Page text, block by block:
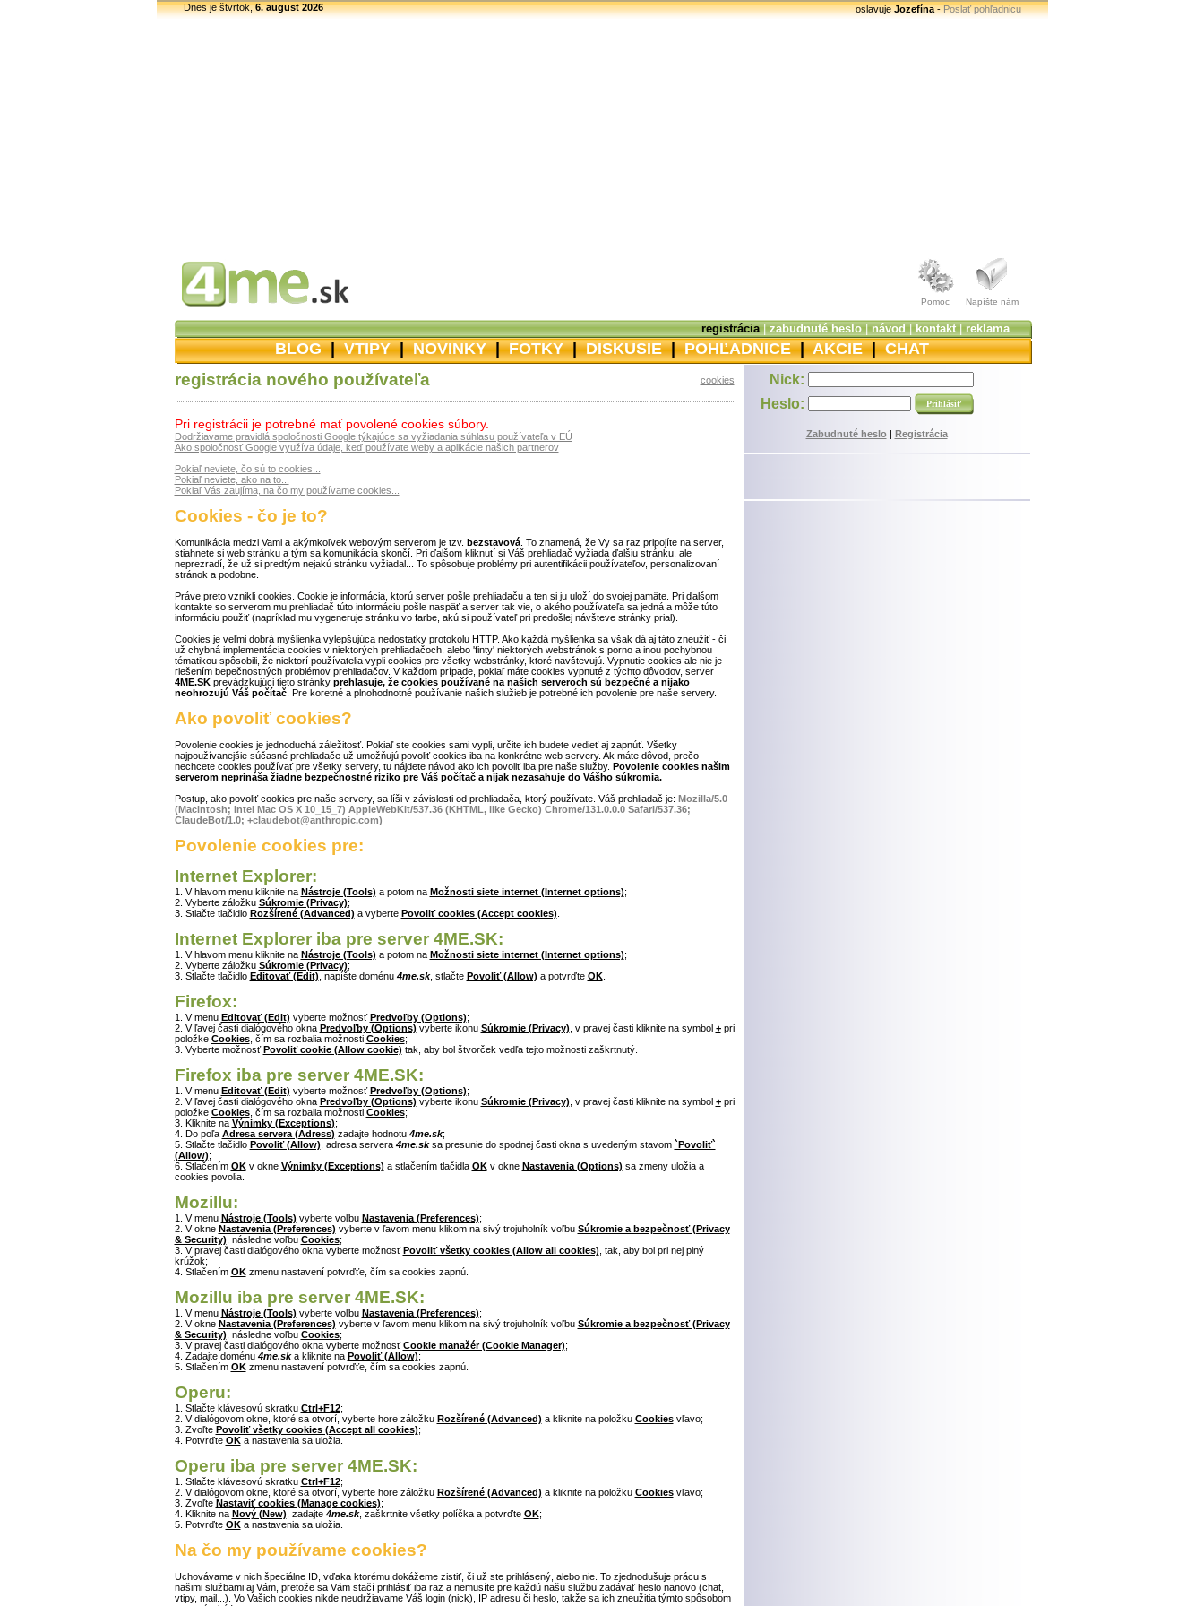
Dnes je štvrtok,6. august 2026 oslavujeJozefína-Poslať pohľadnicu
Pomoc Napíšte nám
registrácia|zabudnuté heslo|návod|kontakt|reklama
BLOG|VTIPY|NOVINKY|FOTKY|DISKUSIE|POHĽADNICE|AKCIE|CHAT
registrácia nového používateľa cookies
Pri registrácii je potrebné mať povolené cookies súbory.
Dodržiavame pravidlá spoločnosti Google týkajúce sa vyžiadania súhlasu používateľa v EÚ
Ako spoločnosť Google využíva údaje, keď používate weby a aplikácie našich partnerov
Pokiaľ neviete, čo sú to cookies...
Pokiaľ neviete, ako na to...
Pokiaľ Vás zaujíma, na čo my používame cookies...
Cookies - čo je to?
Komunikácia medzi Vami a akýmkoľvek webovým serverom je tzv. bezstavová. To znamená, že Vy sa raz pripojíte na server,
stiahnete si web stránku a tým sa komunikácia skončí. Pri ďalšom kliknutí si Váš prehliadač vyžiada ďalšiu stránku, ale
neprezradí, že už si predtým nejakú stránku vyžiadal... To spôsobuje problémy pri autentifikácii používateľov, personalizovaní
stránok a podobne.
Práve preto vznikli cookies. Cookie je informácia, ktorú server pošle prehliadaču a ten si ju uloží do svojej pamäte. Pri ďalšom
kontakte so serverom mu prehliadač túto informáciu pošle naspäť a server tak vie, o akého používateľa sa jedná a môže túto
informáciu použiť (napríklad mu vygeneruje stránku vo farbe, akú si používateľ pri predošlej návšteve stránky prial).
Cookies je veľmi dobrá myšlienka vylepšujúca nedostatky protokolu HTTP. Ako každá myšlienka sa však dá aj táto zneužiť - či
už chybná implementácia cookies v niektorých prehliadačoch, alebo 'finty' niektorých webstránok s porno a inou pochybnou
tématikou spôsobili, že niektorí používatelia vypli cookies pre všetky webstránky, ktoré navštevujú. Vypnutie cookies ale nie je
riešením bepečnostných problémov prehliadačov. V každom prípade, pokiaľ máte cookies vypnuté z týchto dôvodov, server
4ME.SKprevádzkujúci tieto stránky prehlasuje, že cookies používané na našich serveroch sú bezpečné a nijako
neohrozujú Váš počítač. Pre koretné a plnohodnotné používanie našich služieb je potrebné ich povolenie pre naše servery.
Ako povoliť cookies?
Povolenie cookies je jednoduchá záležitosť. Pokiaľ ste cookies sami vypli, určite ich budete vedieť aj zapnúť. Všetky
najpoužívanejšie súčasné prehliadače už umožňujú povoliť cookies iba na konkrétne web servery. Ak máte dôvod, prečo
nechcete cookies používať pre všetky servery, tu nájdete návod ako ich povoliť iba pre naše služby. Povolenie cookies našim
serverom neprináša žiadne bezpečnostné riziko pre Váš počítač a nijak nezasahuje do Vášho súkromia.
Postup, ako povoliť cookies pre naše servery, sa líši v závislosti od prehliadača, ktorý používate. Váš prehliadač je: Mozilla/5.0
(Macintosh; Intel Mac OS X 10_15_7) AppleWebKit/537.36 (KHTML, like Gecko) Chrome/131.0.0.0 Safari/537.36;
ClaudeBot/1.0; +claudebot@anthropic.com)
Povolenie cookies pre:
Internet Explorer:
1. V hlavom menu kliknite na Nástroje (Tools) a potom na Možnosti siete internet (Internet options);
2. Vyberte záložku Súkromie (Privacy);
3. Stlačte tlačidlo Rozšírené (Advanced) a vyberte Povoliť cookies (Accept cookies)
Internet Explorer iba pre server 4ME.SK:
1. V hlavom menu kliknite na Nástroje (Tools) a potom na Možnosti siete internet (Internet options);
2. Vyberte záložku Súkromie (Privacy);
3. Stlačte tlačidlo Editovať (Edit) , napíšte doménu 4me.sk, stlačte Povoliť (Allow) a potvrďte OK.
Firefox:
1. V menu Editovať (Edit) vyberte možnosťPredvoľby (Options);
2. V ľavej časti dialógového okna Predvoľby (Options) vyberte ikonu Súkromie (Privacy) , v pravej časti kliknite na symbol +pri
položke Cookies, čím sa rozbalia možnosti Cookies;
3. Vyberte možnosťPovoliť cookie (Allow cookie) tak, aby bol štvorček vedľa tejto možnosti zaškrtnutý.
Firefox iba pre server 4ME.SK:
1. V menu Editovať (Edit) vyberte možnosťPredvoľby (Options);
2. V ľavej časti dialógového okna Predvoľby (Options) vyberte ikonu Súkromie (Privacy) , v pravej časti kliknite na symbol +pri
položke Cookies, čím sa rozbalia možnosti Cookies;
3. Kliknite na Výnimky (Exceptions);
4. Do poľa Adresa servera (Adress) zadajte hodnotu 4me.sk;
5. Stlačte tlačidlo Povoliť (Allow) , adresa servera 4me.sksa presunie do spodnej časti okna s uvedeným stavom `Povoliť`
(Allow);
6. Stlačením OKv okne Výnimky (Exceptions) a stlačením tlačidla OKv okne Nastavenia (Options) sa zmeny uložia a
cookies povolia.
Mozillu:
1. V menu Nástroje (Tools) vyberte voľbu Nastavenia (Preferences);
2. V okne Nastavenia (Preferences) vyberte v ľavom menu klikom na sivý trojuholník voľbu Súkromie a bezpečnosť (Privacy
& Security) , následne voľbu Cookies;
3. V pravej časti dialógového okna vyberte možnosťPovoliť všetky cookies (Allow all cookies) , tak, aby bol pri nej plný
krúžok;
4. Stlačením OKzmenu nastavení potvrďťe, čím sa cookies zapnú.
Mozillu iba pre server 4ME.SK:
1. V menu Nástroje (Tools) vyberte voľbu Nastavenia (Preferences);
2. V okne Nastavenia (Preferences) vyberte v ľavom menu klikom na sivý trojuholník voľbu Súkromie a bezpečnosť (Privacy
& Security) , následne voľbu Cookies;
3. V pravej časti dialógového okna vyberte možnosťCookie manažér (Cookie Manager);
4. Zadajte doménu 4me.ska kliknite na Povoliť (Allow);
5. Stlačením OKzmenu nastavení potvrďťe, čím sa cookies zapnú.
Operu:
1. Stlačte klávesovú skratku Ctrl+F12;
2. V dialógovom okne, ktoré sa otvorí, vyberte hore záložku Rozšírené (Advanced) a kliknite na položku Cookiesvľavo;
3. Zvoľte Povoliť všetky cookies (Accept all cookies);
4. Potvrďte OKa nastavenia sa uložia.
Operu iba pre server 4ME.SK:
1. Stlačte klávesovú skratku Ctrl+F12;
2. V dialógovom okne, ktoré sa otvorí, vyberte hore záložku Rozšírené (Advanced) a kliknite na položku Cookiesvľavo;
3. Zvoľte Nastaviť cookies (Manage cookies);
4. Kliknite na Nový (New) , zadajte 4me.sk, zaškrtnite všetky políčka a potvrďte OK;
5. Potvrďte OKa nastavenia sa uložia.
Na čo my používame cookies?
Uchovávame v nich špeciálne ID, vďaka ktorému dokážeme zistiť, či už ste prihlásený, alebo nie. To zjednodušuje prácu s
našimi službami aj Vám, pretože sa Vám stačí prihlásiť iba raz a nemusíte pre každú našu službu zadávať heslo nanovo (chat,
vtipy, mail...). Vo Vašich cookies nikde neudržiavame Váš login (nick), IP adresu či heslo, takže sa ich zneužitia týmto spôsobom
Nick:
Heslo:
Zabudnuté heslo| Registrácia